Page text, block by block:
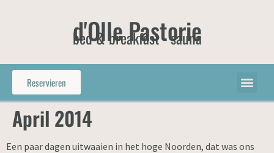
d'Olle Pastorie
bed & breakfast - sauna
Reservieren
April 2014
Een paar dagen uitwaaien in het hoge Noorden, dat was ons